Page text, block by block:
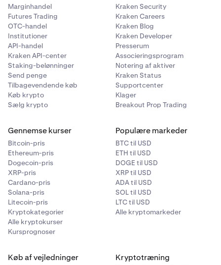
Marginhandel
Futures Trading
OTC-handel
Institutioner
API-handel
Kraken API-center
Staking-belønninger
Send penge
Tilbagevendende køb
Køb krypto
Sælg krypto
Kraken Security
Kraken Careers
Kraken Blog
Kraken Developer
Presserum
Associeringsprogram
Notering af aktiver
Kraken Status
Supportcenter
Klager
Breakout Prop Trading
Gennemse kurser
Bitcoin-pris
Ethereum-pris
Dogecoin-pris
XRP-pris
Cardano-pris
Solana-pris
Litecoin-pris
Kryptokategorier
Alle kryptokurser
Kursprognoser
Populære markeder
BTC til USD
ETH til USD
DOGE til USD
XRP til USD
ADA til USD
SOL til USD
LTC til USD
Alle kryptomarkeder
Køb af vejledninger Kryptotræning